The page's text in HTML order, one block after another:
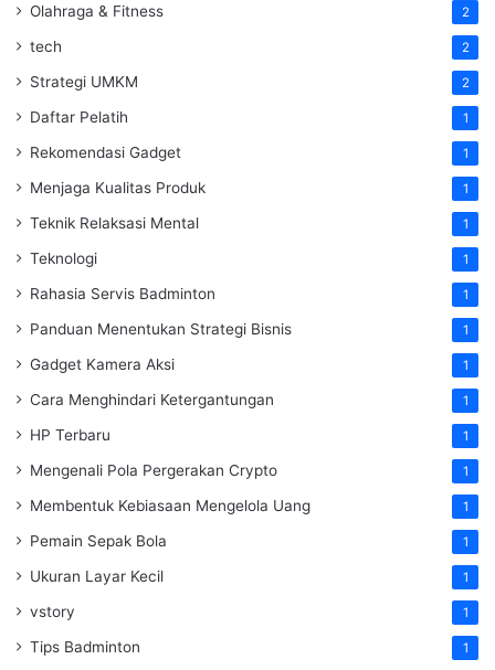
Olahraga & Fitness 2
tech 2
Strategi UMKM 2
Daftar Pelatih 1
Rekomendasi Gadget 1
Menjaga Kualitas Produk 1
Teknik Relaksasi Mental 1
Teknologi 1
Rahasia Servis Badminton 1
Panduan Menentukan Strategi Bisnis 1
Gadget Kamera Aksi 1
Cara Menghindari Ketergantungan 1
HP Terbaru 1
Mengenali Pola Pergerakan Crypto 1
Membentuk Kebiasaan Mengelola Uang 1
Pemain Sepak Bola 1
Ukuran Layar Kecil 1
vstory 1
Tips Badminton 1